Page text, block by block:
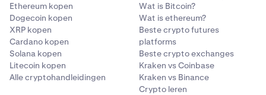
Ethereum kopen
Dogecoin kopen
XRP kopen
Cardano kopen
Solana kopen
Litecoin kopen
Alle cryptohandleidingen
Wat is Bitcoin?
Wat is ethereum?
Beste crypto futures
platforms
Beste crypto exchanges
Kraken vs Coinbase
Kraken vs Binance
Crypto leren